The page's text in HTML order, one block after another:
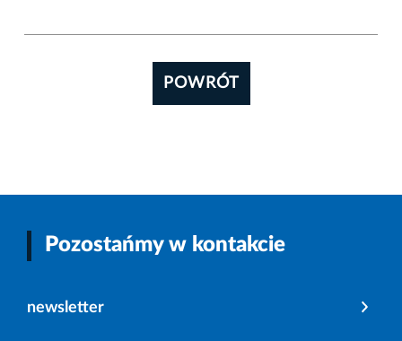
POWRÓT
Pozostańmy w kontakcie
newsletter